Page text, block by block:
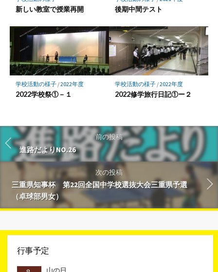
新しい教室で授業再開 後期中間テスト
学校活動の様子/2022年度
2022学校祭①－１
学校活動の様子/2022年度
2022修学旅行日記①ー２
前の投稿
進路だよりNO.26
次の投稿
三重県知事杯 第22回全国中学校選抜大会三重県予選
（卓球部男女）
行事予定